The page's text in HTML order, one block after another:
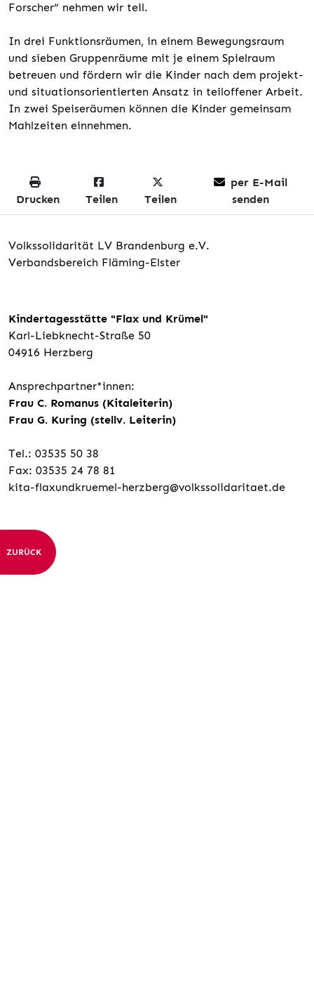
Forscher“ nehmen wir teil.
In drei Funktionsräumen, in einem Bewegungsraum
und sieben Gruppenräume mit je einem Spielraum
betreuen und fördern wir die Kinder nach dem projekt-
und situationsorientierten Ansatz in teiloffener Arbeit.
In zwei Speiseräumen können die Kinder gemeinsam
Mahlzeiten einnehmen.
Drucken Teilen Teilen
per E-Mail
senden
Volkssolidarität LV Brandenburg e.V.
Verbandsbereich Fläming-Elster
Kindertagesstätte "Flax und Krümel"
Karl-Liebknecht-Straße 50
04916 Herzberg
Ansprechpartner*innen:
Frau C. Romanus (Kitaleiterin)
Frau G. Kuring (stellv. Leiterin)
Tel.: 03535 50 38
Fax: 03535 24 78 81
kita-flaxundkruemel-herzberg@volkssolidaritaet.de
ZURÜCK